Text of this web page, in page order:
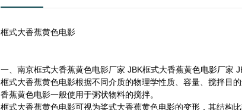
框式大香蕉黄色电影
一、 南京框式大香蕉黄色电影厂家 JBK框式大香蕉黄色电影厂家
框式大香蕉黄色电影根据不同介质的物理学性质、容量、搅拌目
香蕉黄色电影一般使用于粥状物料的搅拌。
框式大香蕉黄色电影可视为桨式大香蕉黄色电影的变形，其结构